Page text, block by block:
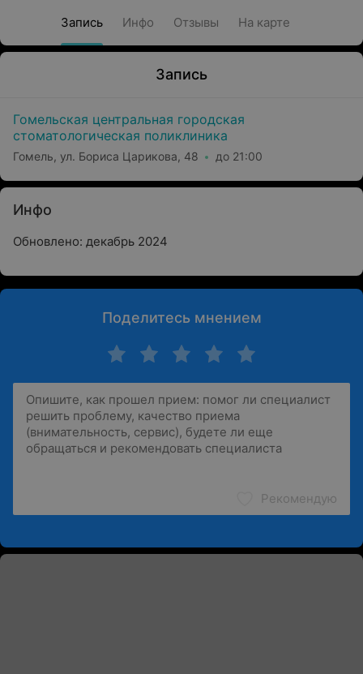
Запись Инфо Отзывы На карте
Запись
Гомельская центральная городская
стоматологическая поликлиника
Гомель, ул. Бориса Царикова, 48 до 21:00
Инфо
Обновлено: декабрь 2024
Поделитесь мнением
Рекомендую